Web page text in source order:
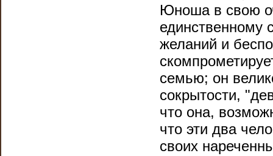
Юноша в свою
единственному
желаний и
семью; он
сокрытости,
что она,
что эти два
своих